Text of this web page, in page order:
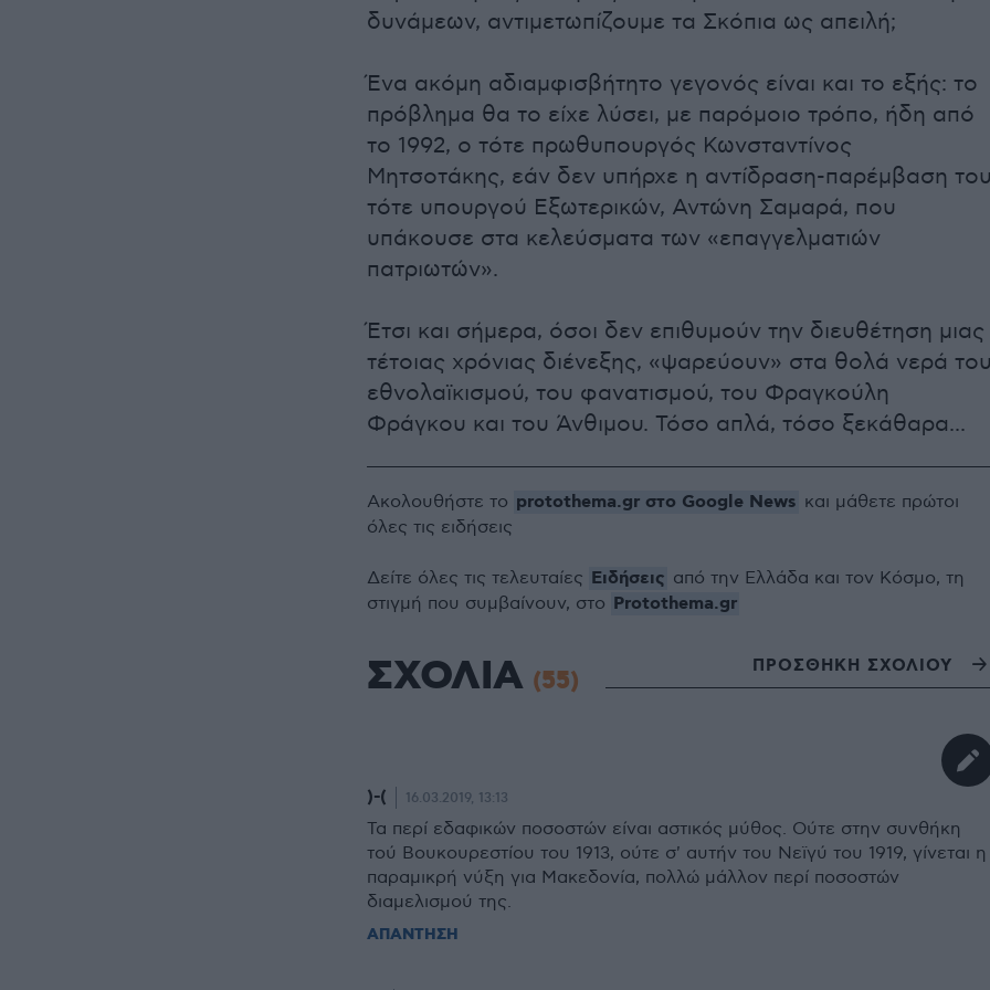
δυνάμεων, αντιμετωπίζουμε τα Σκόπια ως απειλή;
Ένα ακόμη αδιαμφισβήτητο γεγονός είναι και το εξής: το
πρόβλημα θα το είχε λύσει, με παρόμοιο τρόπο, ήδη από
το 1992, ο τότε πρωθυπουργός Κωνσταντίνος
Μητσοτάκης, εάν δεν υπήρχε η αντίδραση-παρέμβαση
τότε υπουργού Εξωτερικών, Αντώνη Σαμαρά, που
υπάκουσε στα κελεύσματα των «επαγγελματιών
πατριωτών».
Έτσι και σήμερα, όσοι δεν επιθυμούν την διευθέτηση μιας
τέτοιας χρόνιας διένεξης, «ψαρεύουν» στα θολά νερά
εθνολαϊκισμού, του φανατισμού, του Φραγκούλη
Φράγκου και του Άνθιμου. Τόσο απλά, τόσο ξεκάθαρα...
Ακολουθήστε το protothema.gr στο Google News και μάθετε πρώτοι
όλες τις ειδήσεις
Δείτε όλες τις τελευταίες Ειδήσεις από την Ελλάδα και τον Κόσμο, τη
στιγμή που συμβαίνουν, στο Protothema.gr
ΣΧΟΛΙΑ (55) ΠΡΟΣΘΗΚΗ ΣΧΟΛΙΟΥ
)-( 16.03.2019, 13:13
Τα περί εδαφικών ποσοστών είναι αστικός μύθος. Ούτε στην συνθήκη
τού Βουκουρεστίου του 1913, ούτε σ' αυτήν του Νεϊγύ του 1919, γίνεται η
παραμικρή νύξη για Μακεδονία, πολλώ μάλλον περί ποσοστών
διαμελισμού της.
ΑΠΑΝΤΗΣΗ